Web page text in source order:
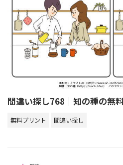
間違い探し768｜知の種の無
無料プリント 間違い探し